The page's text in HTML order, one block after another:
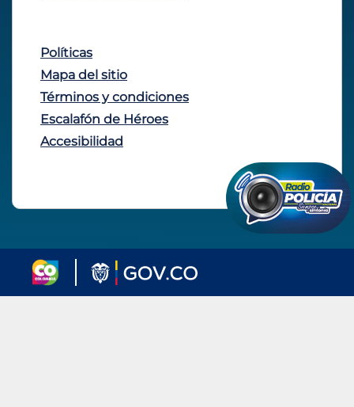
Políticas
Mapa del sitio
Términos y condiciones
Escalafón de Héroes
Accesibilidad